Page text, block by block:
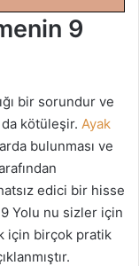
9
bir sorundur ve
kötüleşir. Ayak
bulunması ve
edici bir hisse
Yolu nu sizler için
için birçok pratik